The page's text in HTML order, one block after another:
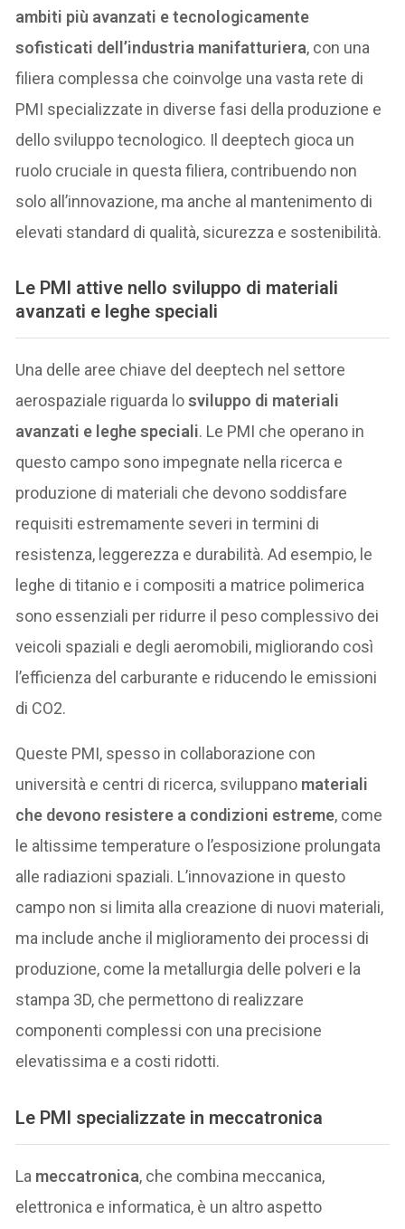
ambiti più avanzati e tecnologicamente
sofisticati dell’industria manifatturiera, con una
filiera complessa che coinvolge una vasta rete di
PMI specializzate in diverse fasi della produzione e
dello sviluppo tecnologico. Il deeptech gioca un
ruolo cruciale in questa filiera, contribuendo non
solo all’innovazione, ma anche al mantenimento di
elevati standard di qualità, sicurezza e sostenibilità.
Le PMI attive nello sviluppo di materiali
avanzati e leghe speciali
Una delle aree chiave del deeptech nel settore
aerospaziale riguarda losviluppo di materiali
avanzati e leghe speciali. Le PMI che operano in
questo campo sono impegnate nella ricerca e
produzione di materiali che devono soddisfare
requisiti estremamente severi in termini di
resistenza, leggerezza e durabilità. Ad esempio, le
leghe di titanio e i compositi a matrice polimerica
sono essenziali per ridurre il peso complessivo dei
veicoli spaziali e degli aeromobili, migliorando così
l’efficienza del carburante e riducendo le emissioni
di CO2.
Queste PMI, spesso in collaborazione con
università e centri di ricerca, sviluppano materiali
che devono resistere a condizioni estreme, come
le altissime temperature o l’esposizione prolungata
alle radiazioni spaziali. L’innovazione in questo
campo non si limita alla creazione di nuovi materiali,
ma include anche il miglioramento dei processi di
produzione, come la metallurgia delle polveri e la
stampa 3D, che permettono di realizzare
componenti complessi con una precisione
elevatissima e a costi ridotti.
Le PMI specializzate in meccatronica
La meccatronica, che combina meccanica,
elettronica e informatica, è un altro aspetto